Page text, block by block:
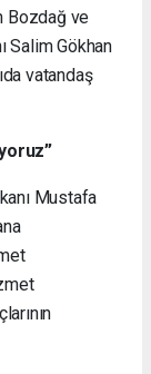
Bozdağ ve
Salim Gökhan
vatandaş
Mustafa